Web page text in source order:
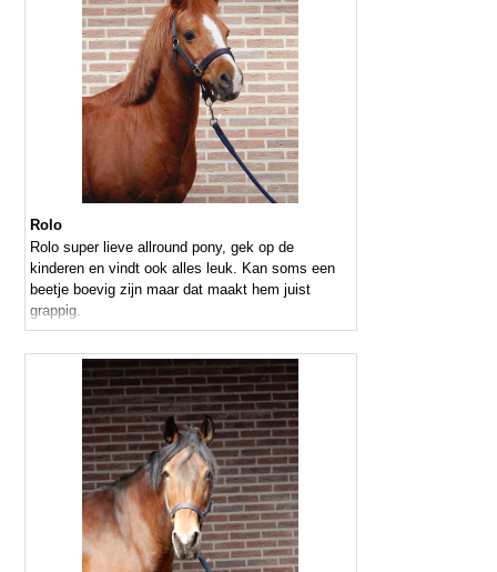
Rolo
Rolo super lieve allround pony, gek op de
kinderen en vindt ook alles leuk. Kan soms een
beetje boevig zijn maar dat maakt hem juist
grappig.